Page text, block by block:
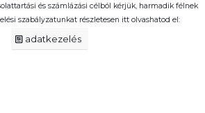
és számlázási célból kérjük, harmadik félnek
szabályzatunkat részletesen itt olvashatod el:
adatkezelés